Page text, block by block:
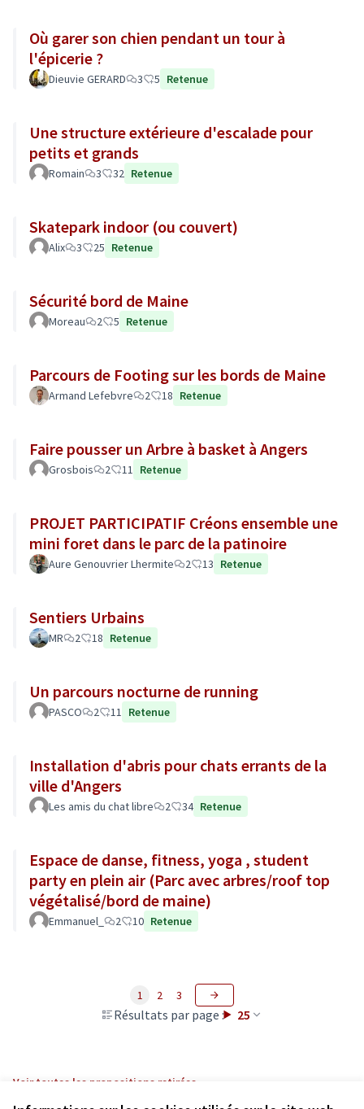
Où garer son chien pendant un tour à
l'épicerie ?
Dieuvie GERARD 3 5 Retenue
Une structure extérieure d'escalade pour
petits et grands
Romain 3 32 Retenue
Skatepark indoor (ou couvert)
Alix 3 25 Retenue
Sécurité bord de Maine
Moreau 2 5 Retenue
Parcours de Footing sur les bords de Maine
Armand Lefebvre 2 18 Retenue
Faire pousser un Arbre à basket à Angers
Grosbois 2 11 Retenue
PROJET PARTICIPATIF Créons ensemble une
mini foret dans le parc de la patinoire
Aure Genouvrier Lhermite 2 13 Retenue
Sentiers Urbains
MR 2 18 Retenue
Un parcours nocturne de running
PASCO 2 11 Retenue
Installation d'abris pour chats errants de la
ville d'Angers
Les amis du chat libre 2 34 Retenue
Espace de danse, fitness, yoga , student
party en plein air (Parc avec arbres/roof top
végétalisé/bord de maine)
Emmanuel_ 2 10 Retenue
Résultats par page : 25
1 2 3
Voir toutes les propositions retirées